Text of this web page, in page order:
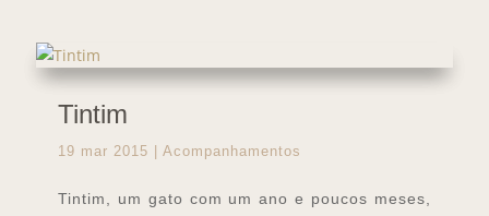
Tintim
19 mar 2015 Acompanhamentos
Tintim, um gato com um ano e poucos meses,